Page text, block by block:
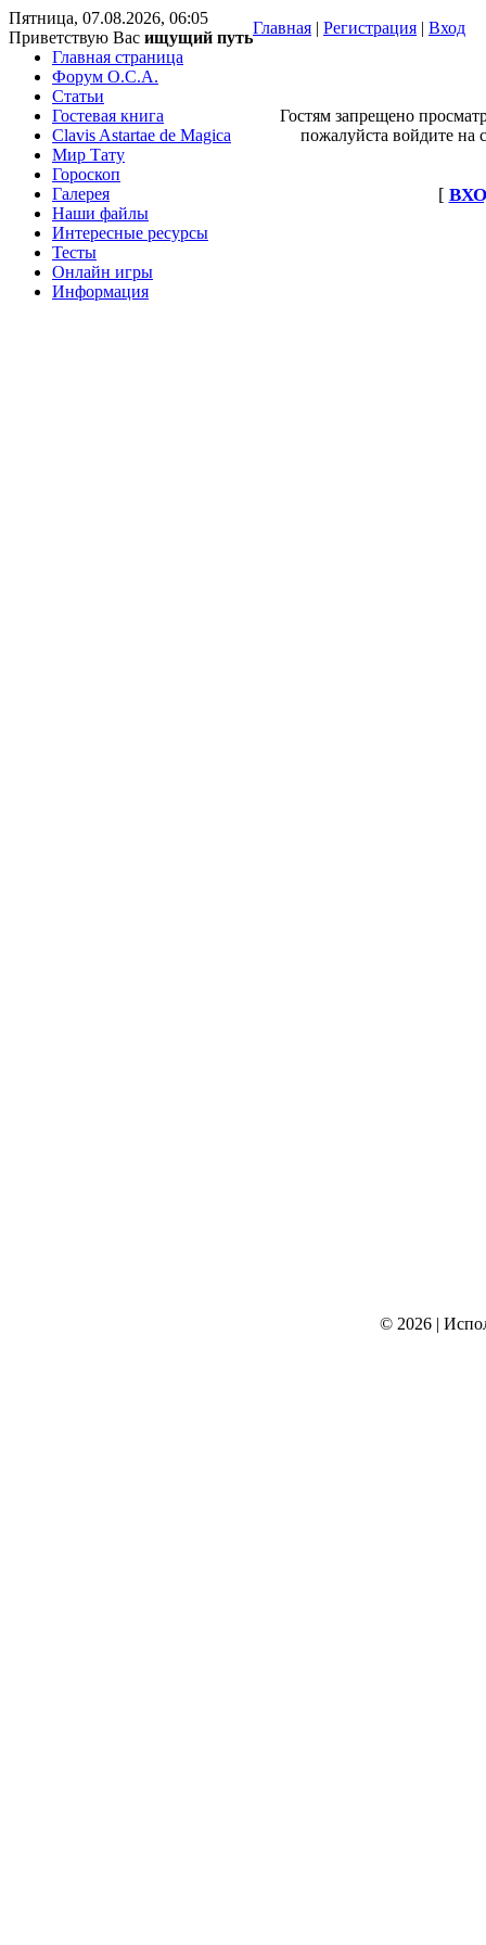
Пятница, 07.08.2026, 06:05
Приветствую Вас ищущий путь
Главная | Регистрация | Вход
Главная страница
Форум O.C.A.
Статьи
Гостевая книга
Clavis Astartae de Magica
Мир Тату
Гороскоп
Галерея
Наши файлы
Интересные ресурсы
Тесты
Онлайн игры
Информация
Гостям запрещено
пожалуйста войдите на
[
© 2026|